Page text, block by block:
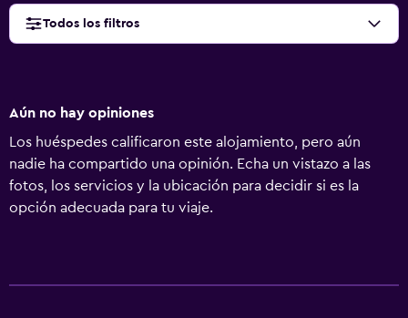
Todos los filtros
Aún no hay opiniones
Los huéspedes calificaron este alojamiento, pero aún
nadie ha compartido una opinión. Echa un vistazo a las
fotos, los servicios y la ubicación para decidir si es la
opción adecuada para tu viaje.